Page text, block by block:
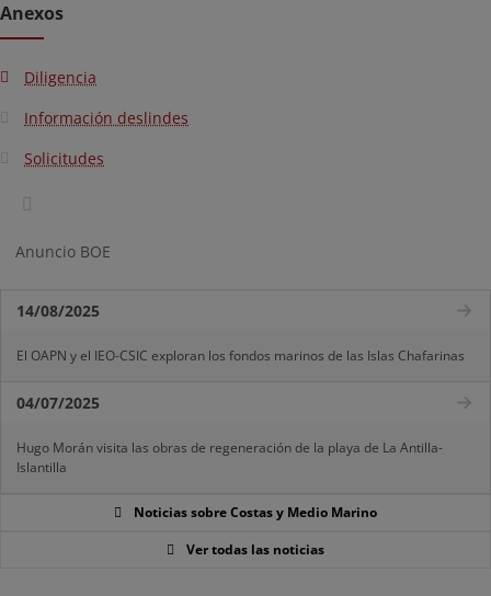
Anexos
Diligencia
Información deslindes
Solicitudes
Anuncio BOE
14/08/2025
El OAPN y el IEO-CSIC exploran los fondos marinos de las Islas Chafarinas
04/07/2025
Hugo Morán visita las obras de regeneración de la playa de La Antilla-
Islantilla
Noticias sobre Costas y Medio Marino
Ver todas las noticias